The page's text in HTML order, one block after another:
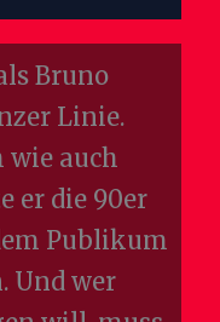
Bruno
Linie.
auch
er die 90er
Publikum
Und wer